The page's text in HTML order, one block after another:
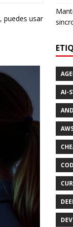
, puedes usar
AI-